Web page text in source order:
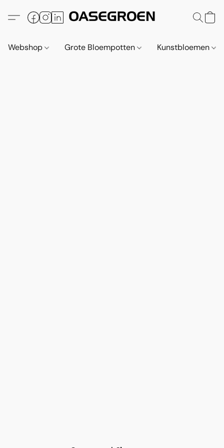
Webshop Grote Bloempotten Kunstbloemen